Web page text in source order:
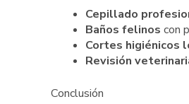
Cepillado
Baños felinos con
Cortes higiénicos
Revisión
Conclusión